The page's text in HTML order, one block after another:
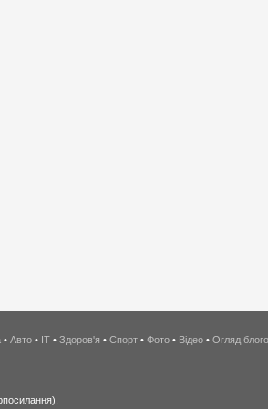
• Авто • IT • Здоров'я • Спорт • Фото • Відео • Огляд